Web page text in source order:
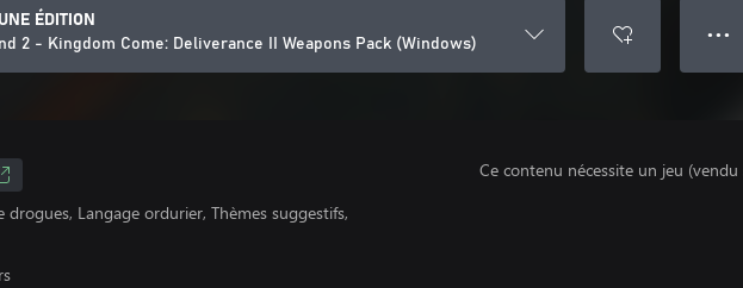
ÉDITION
2 - Kingdom Come: Deliverance II Weapons Pack (Windows)
● ● ●
drogues, Langage ordurier, Thèmes suggestifs,
Ce contenu nécessite un jeu (vendu